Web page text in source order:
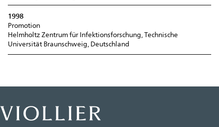
1998
Promotion
Helmholtz Zentrum für Infektionsforschung, Technische
Universität Braunschweig, Deutschland